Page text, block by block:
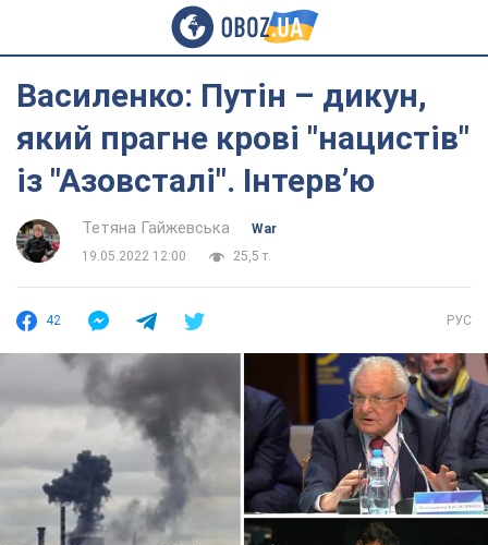
Василенко: Путін – дикун,
який прагне крові "нацистів"
із "Азовсталі". Інтерв’ю
Тетяна Гайжевська
War
19.05.2022 12:00
25,5 т.
42 РУС